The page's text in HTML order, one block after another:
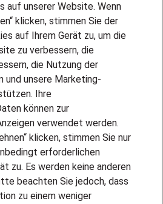
auf unserer Website. Wenn
klicken, stimmen Sie der
auf Ihrem Gerät zu, um die
zu verbessern, die
die Nutzung der
und unsere Marketing-
Ihre
können zur
verwendet werden.
klicken, stimmen Sie nur
erforderlichen
zu. Es werden keine anderen
beachten Sie jedoch, dass
zu einem weniger